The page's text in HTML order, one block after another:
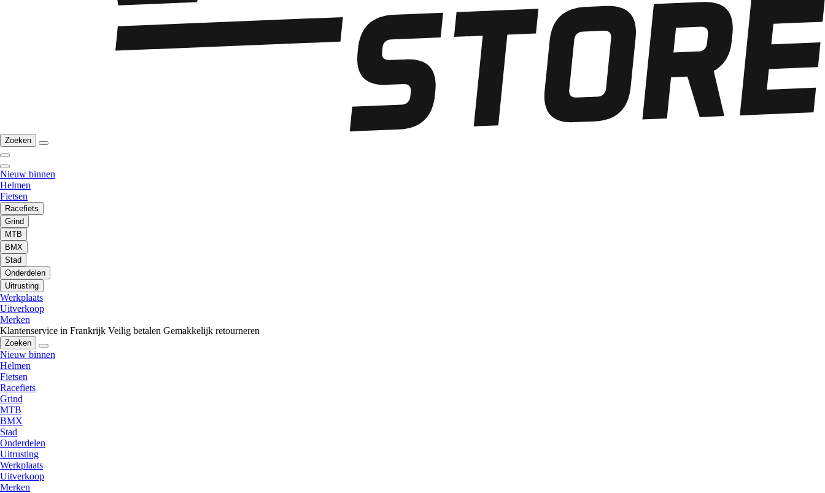
Zoeken
Nieuw binnen
Helmen
Fietsen
Racefiets
Grind
MTB
BMX
Stad
Onderdelen
Uitrusting
Werkplaats
Uitverkoop
Merken
Klantenservice in Frankrijk Veilig betalen Gemakkelijk retourneren
Zoeken
Nieuw binnen
Helmen
Fietsen
Racefiets
Grind
MTB
BMX
Stad
Onderdelen
Uitrusting
Werkplaats
Uitverkoop
Merken